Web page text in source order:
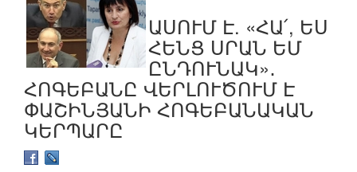
ԱՍՈՒՄ Է. «ՀԱ՛, ԵՍ
ՀԵՆՑ ՍՐԱՆ ԵՄ
ԸՆԴՈՒՆԱԿ»․
ՀՈԳԵԲԱՆԸ ՎԵՐԼՈՒԾՈՒՄ Է
ՓԱՇԻՆՅԱՆԻ ՀՈԳԵԲԱՆԱԿԱՆ
ԿԵՐՊԱՐԸ